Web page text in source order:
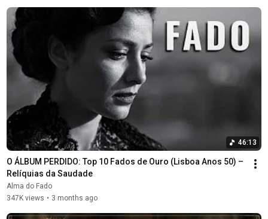
46:13
O ÁLBUM PERDIDO: Top 10 Fados de Ouro (Lisboa Anos 50) –
Relíquias da Saudade
Alma do Fado
347K views • 3 months ago